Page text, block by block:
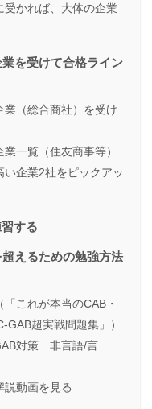
かれば、大体の企業
を受けて合格ライン
（総合商社）を受け
一覧（住友商事等）
企業2社をピックアッ
する
えるための勉強方法
これが本当のCAB・
超実戦問題集」）
対策 非言語/言
動画を見る